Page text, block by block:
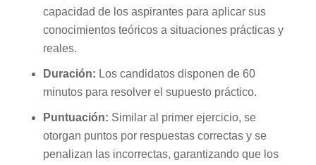
capacidad de los aspirantes para aplicar sus
conocimientos teóricos a situaciones prácticas y
reales.
Duración: Los candidatos disponen de 60
minutos para resolver el supuesto práctico.
Puntuación: Similar al primer ejercicio, se
otorgan puntos por respuestas correctas y se
penalizan las incorrectas, garantizando que los